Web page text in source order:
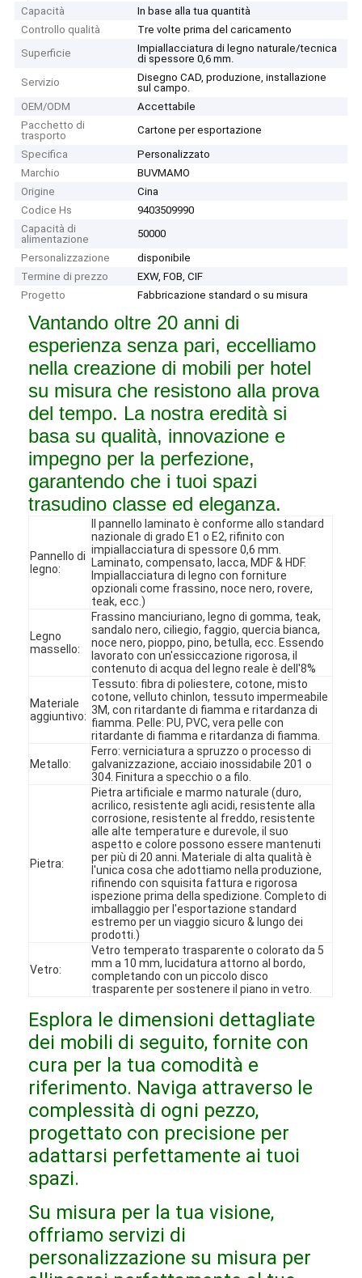
Prodotti
Spettacolo VR
Su di noi
Controllo Qualità
Contattaci
Notizie
Casi
Domande frequenti
Ora chiacchieri
Capacità
In base alla tua quantità
Controllo qualità
Tre volte prima del caricamento
Superficie
Impiallacciatura di legno naturale/tecnica
di spessore 0,6 mm.
Servizio
Disegno CAD, produzione, installazione
sul campo.
OEM/ODM
Accettabile
Pacchetto di
trasporto
Cartone per esportazione
Specifica
Personalizzato
Marchio
BUVMAMO
Origine
Cina
Codice Hs
9403509990
Capacità di
alimentazione
50000
Personalizzazione
disponibile
Termine di prezzo
EXW, FOB, CIF
Progetto
Fabbricazione standard o su misura
Vantando oltre 20 anni di
esperienza senza pari, eccelliamo
nella creazione di mobili per hotel
su misura che resistono alla prova
del tempo. La nostra eredità si
basa su qualità, innovazione e
impegno per la perfezione,
garantendo che i tuoi spazi
trasudino classe ed eleganza.
Pannello di
legno:
Il pannello laminato è conforme allo standard
nazionale di grado E1 o E2, rifinito con
impiallacciatura di spessore 0,6 mm.
Laminato, compensato, lacca, MDF & HDF.
Impiallacciatura di legno con forniture
opzionali come frassino, noce nero, rovere,
teak, ecc.)
Legno
massello:
Frassino manciuriano, legno di gomma, teak,
sandalo nero, ciliegio, faggio, quercia bianca,
noce nero, pioppo, pino, betulla, ecc. Essendo
lavorato con un'essiccazione rigorosa, il
contenuto di acqua del legno reale è dell'8%
Materiale
aggiuntivo:
Tessuto: fibra di poliestere, cotone, misto
cotone, velluto chinlon, tessuto impermeabile
3M, con ritardante di fiamma e ritardanza di
fiamma. Pelle: PU, PVC, vera pelle con
ritardante di fiamma e ritardanza di fiamma.
Metallo:
Ferro: verniciatura a spruzzo o processo di
galvanizzazione, acciaio inossidabile 201 o
304. Finitura a specchio o a filo.
Pietra:
Pietra artificiale e marmo naturale (duro,
acrilico, resistente agli acidi, resistente alla
corrosione, resistente al freddo, resistente
alle alte temperature e durevole, il suo
aspetto e colore possono essere mantenuti
per più di 20 anni. Materiale di alta qualità è
l'unica cosa che adottiamo nella produzione,
rifinendo con squisita fattura e rigorosa
ispezione prima della spedizione. Completo di
imballaggio per l'esportazione standard
estremo per un viaggio sicuro & lungo dei
prodotti.)
Vetro:
Vetro temperato trasparente o colorato da 5
mm a 10 mm, lucidatura attorno al bordo,
completando con un piccolo disco
trasparente per sostenere il piano in vetro.
Esplora le dimensioni dettagliate
dei mobili di seguito, fornite con
cura per la tua comodità e
riferimento. Naviga attraverso le
complessità di ogni pezzo,
progettato con precisione per
adattarsi perfettamente ai tuoi
spazi.
Su misura per la tua visione,
offriamo servizi di
personalizzazione su misura per